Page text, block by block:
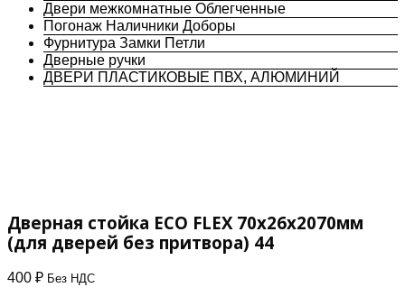
Двери межкомнатные Облегченные
Погонаж Наличники Доборы
Фурнитура Замки Петли
Дверные ручки
ДВЕРИ ПЛАСТИКОВЫЕ ПВХ, АЛЮМИНИЙ
Дверная стойка ECO FLEX 70х26х2070мм
(для дверей без притвора) 44
400 ₽ Без НДС